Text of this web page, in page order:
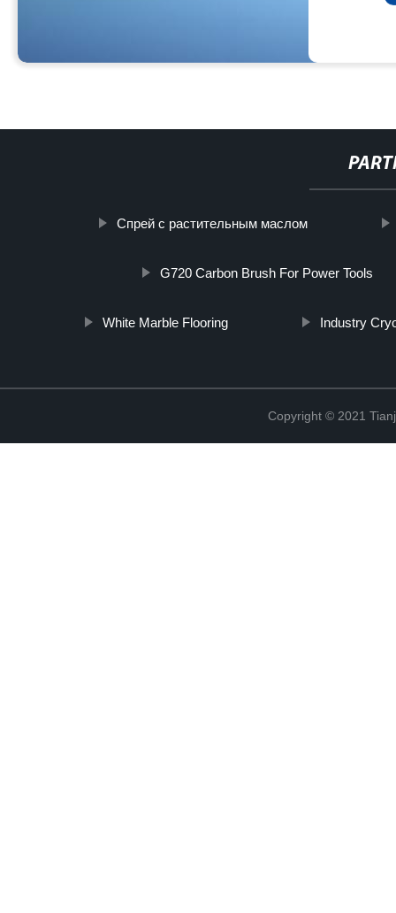
Спрей с растительным маслом
G720 Carbon Brush For Power Tools
White Marble Flooring Industry
Copyright © 2021